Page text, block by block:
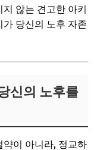
않는 견고한 아키
당신의 노후 자존
신의 노후를
이 아니라, 정교하